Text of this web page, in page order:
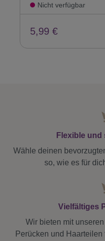
Nicht verfügbar
5,99 €
Flexible und
Wähle deinen
so, wie es für
Vielfältiges
Wir bieten mit
Perücken und